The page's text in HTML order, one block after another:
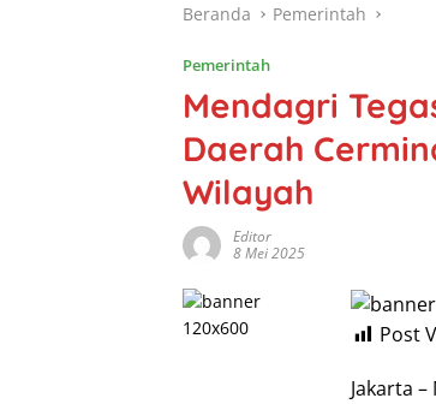
Beranda Pemerintah
Pemerintah
Mendagri
Daerah
Wilayah
Editor
8 Mei 2025
Post
Jakarta